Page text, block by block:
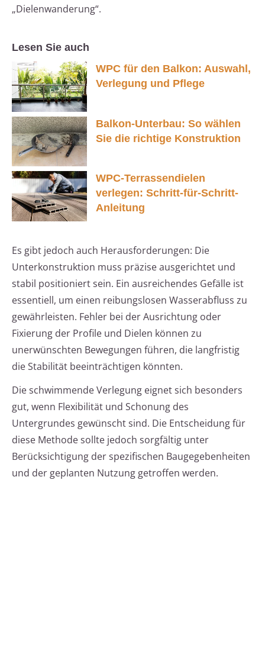
„Dielenwanderung“.
Lesen Sie auch
WPC für den Balkon: Auswahl,
Verlegung und Pflege
Balkon-Unterbau: So wählen
Sie die richtige Konstruktion
WPC-Terrassendielen
verlegen: Schritt-für-Schritt-
Anleitung
Es gibt jedoch auch Herausforderungen: Die
Unterkonstruktion muss präzise ausgerichtet und
stabil positioniert sein. Ein ausreichendes Gefälle ist
essentiell, um einen reibungslosen Wasserabfluss zu
gewährleisten. Fehler bei der Ausrichtung oder
Fixierung der Profile und Dielen können zu
unerwünschten Bewegungen führen, die langfristig
die Stabilität beeinträchtigen könnten.
Die schwimmende Verlegung eignet sich besonders
gut, wenn Flexibilität und Schonung des
Untergrundes gewünscht sind. Die Entscheidung für
diese Methode sollte jedoch sorgfältig unter
Berücksichtigung der spezifischen Baugegebenheiten
und der geplanten Nutzung getroffen werden.